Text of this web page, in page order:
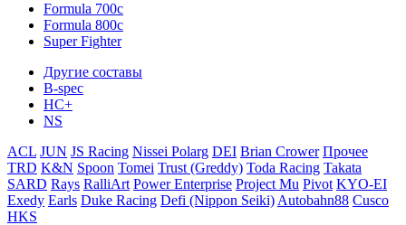
Formula 700c
Formula 800c
Super Fighter
Другие составы
B-spec
HC+
NS
ACL JUN JS Racing Nissei Polarg DEI Brian Crower Прочее
TRD K&N Spoon Tomei Trust (Greddy) Toda Racing Takata
SARD Rays RalliArt Power Enterprise Project Mu Pivot KYO-EI
Exedy Earls Duke Racing Defi (Nippon Seiki) Autobahn88 Cusco
HKS